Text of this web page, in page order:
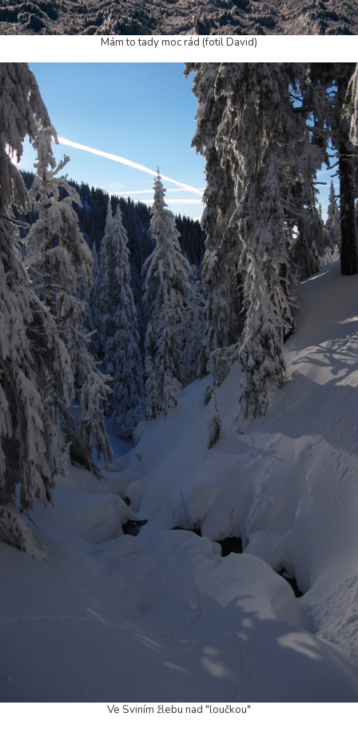
Mám to tady moc rád (fotil David)
Ve Sviním žlebu nad "loučkou"